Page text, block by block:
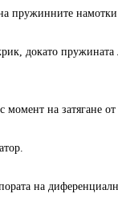
пружинните
докато
момент на затягане
на